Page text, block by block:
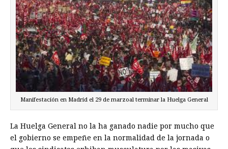
Manifestación en Madrid el 29 de marzoal terminar la Huelga General
La Huelga General no la ha ganado nadie por mucho que
el gobierno se empeñe en la normalidad de la jornada o